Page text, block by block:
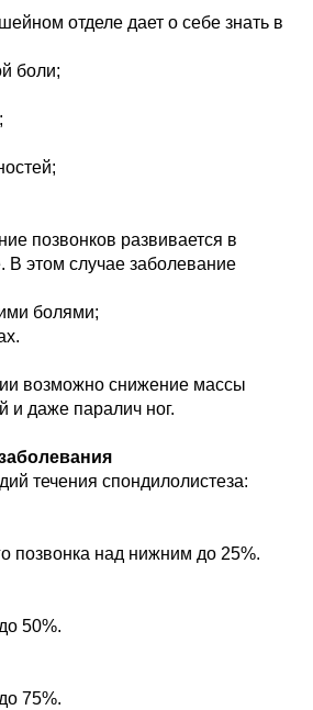
отделе дает о себе знать в
боли;
позвонков развивается в
В этом случае заболевание
болями;
возможно снижение массы
и даже паралич ног.
течения спондилолистеза:
позвонка над нижним до 25%.
50%.
75%.